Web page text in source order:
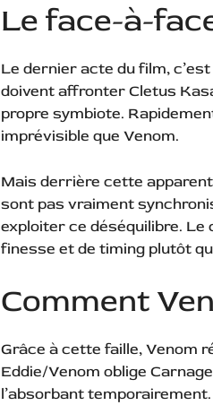
Le face-à-
Le dernier acte du film,
doivent affronter Cletus
propre symbiote.
imprévisible que Venom.
Mais derrière cette
sont pas vraiment
exploiter ce déséquilibre. Le
finesse et de timing plutôt
Comment
Grâce à cette faille, Venom
Eddie/Venom oblige
l’absorbant